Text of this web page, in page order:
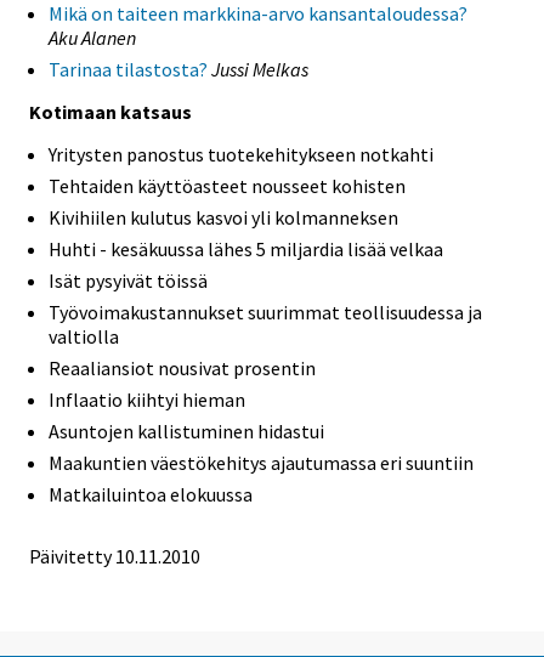
Mikä on taiteen markkina-arvo kansantaloudessa?
Aku Alanen
Tarinaa tilastosta? Jussi Melkas
Kotimaan katsaus
Yritysten panostus tuotekehitykseen notkahti
Tehtaiden käyttöasteet nousseet kohisten
Kivihiilen kulutus kasvoi yli kolmanneksen
Huhti - kesäkuussa lähes 5 miljardia lisää velkaa
Isät pysyivät töissä
Työvoimakustannukset suurimmat teollisuudessa ja
valtiolla
Reaaliansiot nousivat prosentin
Inflaatio kiihtyi hieman
Asuntojen kallistuminen hidastui
Maakuntien väestökehitys ajautumassa eri suuntiin
Matkailuintoa elokuussa
Päivitetty 10.11.2010